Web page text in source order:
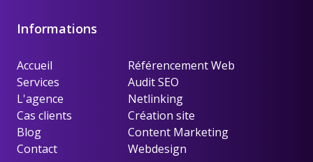
Informations
Accueil
Services
L'agence
Cas clients
Blog
Contact
Référencement Web
Audit SEO
Netlinking
Création site
Content Marketing
Webdesign